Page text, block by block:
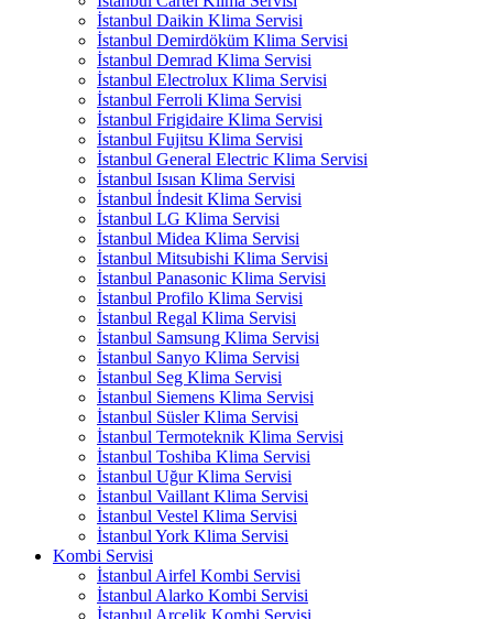
İstanbul Daikin Klima Servisi
İstanbul Demirdöküm Klima Servisi
İstanbul Demrad Klima Servisi
İstanbul Electrolux Klima Servisi
İstanbul Ferroli Klima Servisi
İstanbul Frigidaire Klima Servisi
İstanbul Fujitsu Klima Servisi
İstanbul General Electric Klima Servisi
İstanbul Isısan Klima Servisi
İstanbul İndesit Klima Servisi
İstanbul LG Klima Servisi
İstanbul Midea Klima Servisi
İstanbul Mitsubishi Klima Servisi
İstanbul Panasonic Klima Servisi
İstanbul Profilo Klima Servisi
İstanbul Regal Klima Servisi
İstanbul Samsung Klima Servisi
İstanbul Sanyo Klima Servisi
İstanbul Seg Klima Servisi
İstanbul Siemens Klima Servisi
İstanbul Süsler Klima Servisi
İstanbul Termoteknik Klima Servisi
İstanbul Toshiba Klima Servisi
İstanbul Uğur Klima Servisi
İstanbul Vaillant Klima Servisi
İstanbul Vestel Klima Servisi
İstanbul York Klima Servisi
Kombi Servisi
İstanbul Airfel Kombi Servisi
İstanbul Alarko Kombi Servisi
İstanbul Arçelik Kombi Servisi